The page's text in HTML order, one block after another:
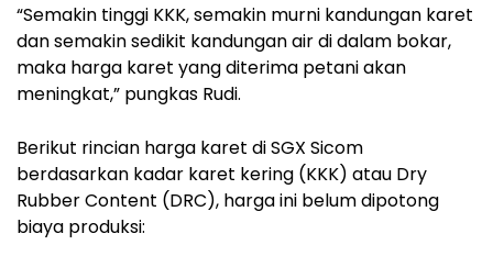
“Semakin tinggi KKK, semakin murni kandungan karet
dan semakin sedikit kandungan air di dalam bokar,
maka harga karet yang diterima petani akan
meningkat,” pungkas Rudi.
Berikut rincian harga karet di SGX Sicom
berdasarkan kadar karet kering (KKK) atau Dry
Rubber Content (DRC), harga ini belum dipotong
biaya produksi: